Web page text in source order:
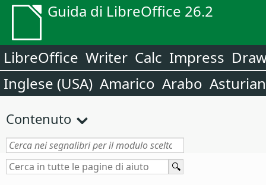
Guida di LibreOffice 26.2
LibreOffice Writer Calc Impress
Inglese (USA) Amarico Arabo
Contenuto